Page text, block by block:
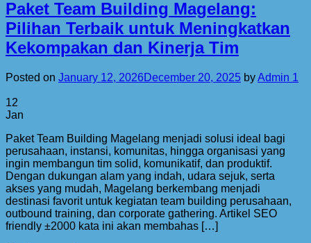
Paket Team Building Magelang:
Pilihan Terbaik untuk Meningkatkan
Kekompakan dan Kinerja Tim
Posted on January 12, 2026December 20, 2025 byAdmin 1
12
Jan
Paket Team Building Magelang menjadi solusi ideal bagi
perusahaan, instansi, komunitas, hingga organisasi yang
ingin membangun tim solid, komunikatif, dan produktif.
Dengan dukungan alam yang indah, udara sejuk, serta
akses yang mudah, Magelang berkembang menjadi
destinasi favorit untuk kegiatan team building perusahaan,
outbound training, dan corporate gathering. Artikel SEO
friendly ±2000 kata ini akan membahas […]